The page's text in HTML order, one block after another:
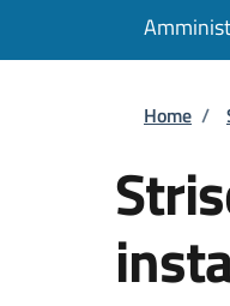
Home /